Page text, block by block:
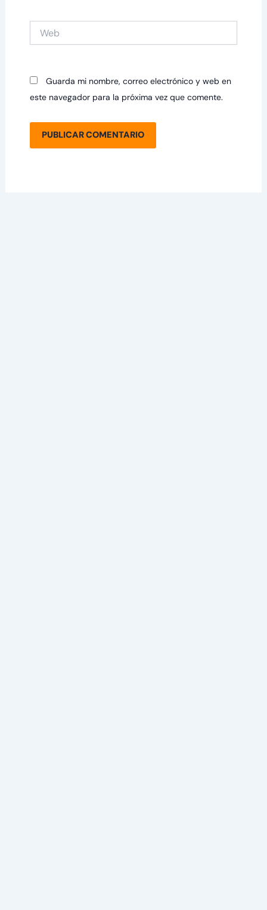
Guarda mi nombre, correo electrónico y web en
este navegador para la próxima vez que comente.